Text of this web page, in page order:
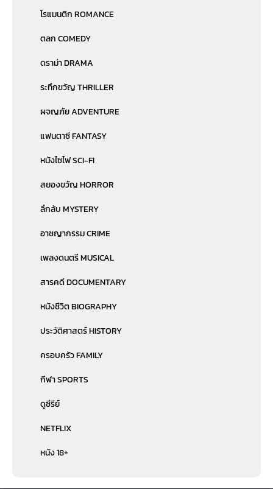
โรแมนติก ROMANCE
ตลก COMEDY
ดราม่า DRAMA
ระทึกขวัญ THRILLER
ผจญภัย ADVENTURE
แฟนตาซี FANTASY
หนังไซไฟ SCI-FI
สยองขวัญ HORROR
ลึกลับ MYSTERY
อาชญากรรม CRIME
เพลงดนตรี MUSICAL
สารคดี DOCUMENTARY
หนังชีวิต BIOGRAPHY
ประวัติศาสตร์ HISTORY
ครอบครัว FAMILY
กีฬา SPORTS
ดูซีรีย์
NETFLIX
หนัง 18+